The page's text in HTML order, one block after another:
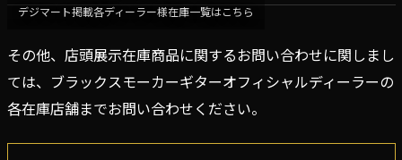
デジマート掲載各ディーラー様在庫一覧はこちら
その他、店頭展示在庫商品に関するお問い合わせに関しまし
ては、ブラックスモーカーギターオフィシャルディーラーの
各在庫店舗までお問い合わせください。